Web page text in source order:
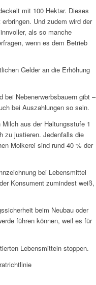
mit 100 Hektar. Dieses
Und zudem wird der
als so manche
wenn es dem Betrieb
Gelder an die Erhöhung
bei Nebenerwerbsbauern gibt –
bei Auszahlungen so sein.
aus der Haltungsstufe 1
zu justieren. Jedenfalls die
Molkerei sind rund 40 % der
bei Lebensmittel
Konsument zumindest weiß,
beim Neubau oder
führen können, weil es für
Lebensmitteln stoppen.